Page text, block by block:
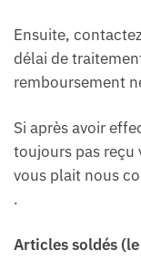
Ensuite,
délai de
remboursement
Si après avoir
toujours pas reçu
vous plait nous
.
Articles soldés